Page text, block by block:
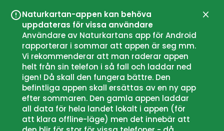
Naturkartan-appen kan behöva
uppdateras för vissa användare
Användare av Naturkartans app för Android
rapporterar i sommar att appen är seg mm.
Vi rekommenderar att man raderar appen
helt från sin telefon i så fall och laddar ned
igen! Då skall den fungera bättre. Den
befintliga appen skall ersättas av en ny app
efter sommaren. Den gamla appen laddar
all data för hela landet lokalt i appen (för
att klara offline-läge) men det innebär att